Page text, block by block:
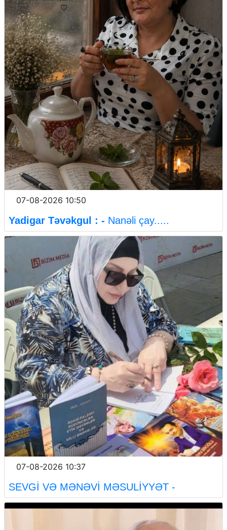
07-08-2026 10:50
Yadigar Təvəkgul : - Nanəli çay.....
07-08-2026 10:37
SEVGİ VƏ MƏNƏVİ MƏSULİYYƏT -